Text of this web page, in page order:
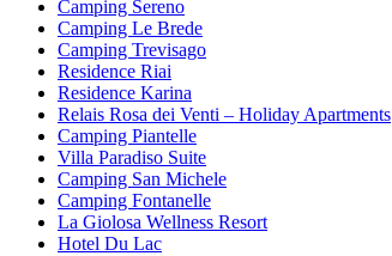
Camping Sereno
Camping Le Brede
Camping Trevisago
Residence Riai
Residence Karina
Relais Rosa dei Venti – Holiday Apartments
Camping Piantelle
Villa Paradiso Suite
Camping San Michele
Camping Fontanelle
La Giolosa Wellness Resort
Hotel Du Lac